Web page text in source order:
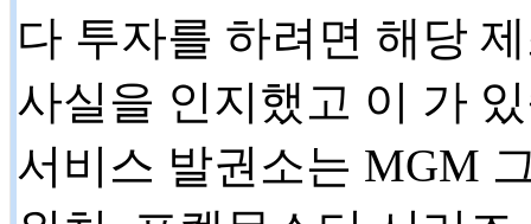
다 투자를 하려면 해당
사실을 인지했고 이 가
서비스 발권소는 MGM